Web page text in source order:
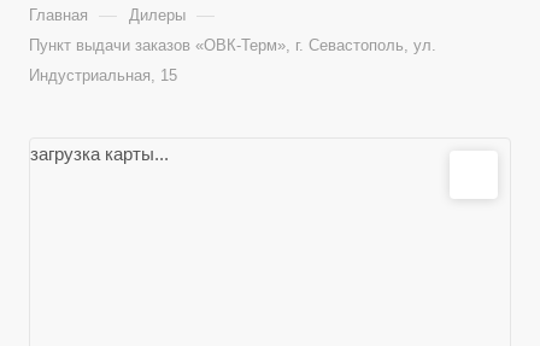
Главная — Дилеры —
Пункт выдачи заказов «ОВК-Терм», г. Севастополь, ул.
Индустриальная, 15
загрузка карты...